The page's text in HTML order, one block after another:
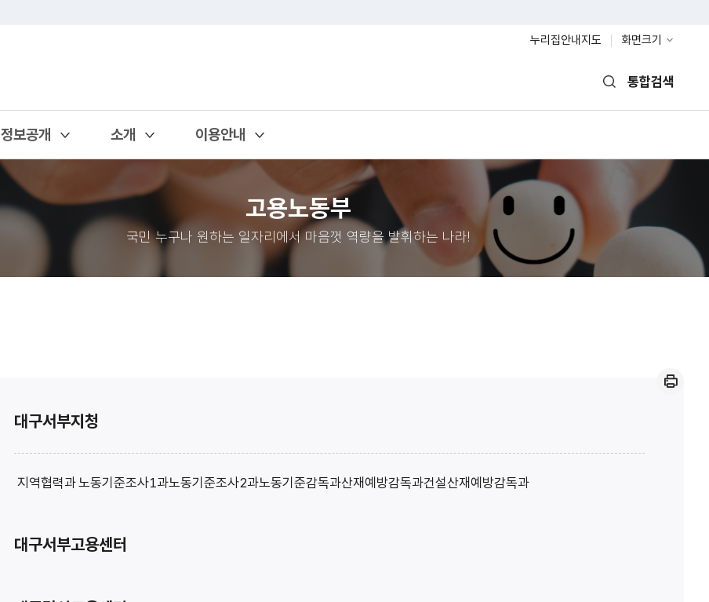
누리집안내지도
화면크기
통합검색
정보공개
열기
소개
열기
이용안내
열기
고용노동부
국민 누구나 원하는 일자리에서 마음껏 역량을 발휘하는 나라!
대구서부지청
지역협력과노동기준조사1과노동기준조사2과노동기준감독과산재예방감독과건설산재예방감독과
대구서부고용센터